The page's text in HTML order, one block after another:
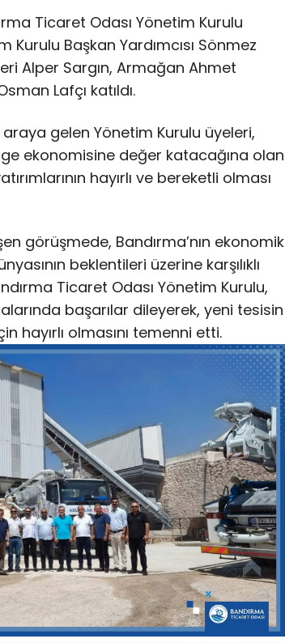
Ticaret Odası Yönetim Kurulu
Kurulu Başkan Yardımcısı Sönmez
Alper Sargın, Armağan Ahmet
Lafçı katıldı.
gelen Yönetim Kurulu üyeleri,
ekonomisine değer katacağına olan
hayırlı ve bereketli olması
görüşmede, Bandırma’nın ekonomik
beklentileri üzerine karşılıklı
Ticaret Odası Yönetim Kurulu,
başarılar dileyerek, yeni tesisin
hayırlı olmasını temenni etti.